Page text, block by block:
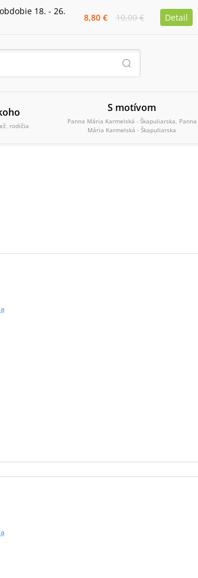
18. - 26.
8,80 € 10,00 € Detail
rodičia
S motívom
Panna Mária Karmelská - Škapuliarska, Panna
Mária Karmelská - Škapuliarska